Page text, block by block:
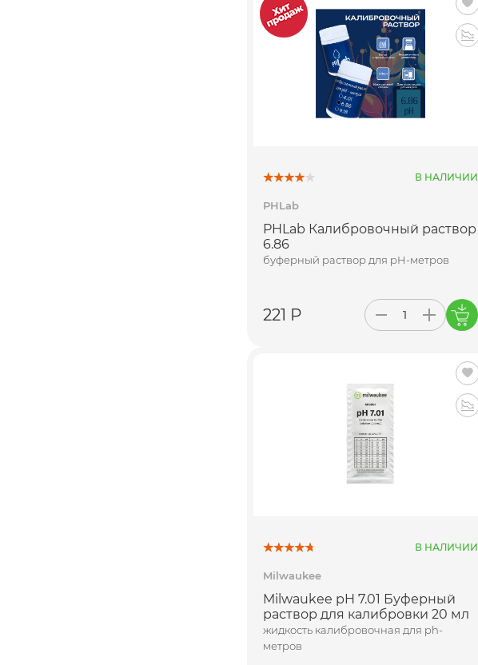
В НАЛИЧИИ
PHLab
PHLab Калибровочный раствор
6.86
буферный раствор для pH-метров
221 Р
В НАЛИЧИИ
Milwaukee
Milwaukee pH 7.01 Буферный
раствор для калибровки 20 мл
жидкость калибровочная для ph-
метров